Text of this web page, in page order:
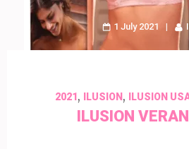
1 July 2021
2021, ILUSION, ILUSION
ILUSION